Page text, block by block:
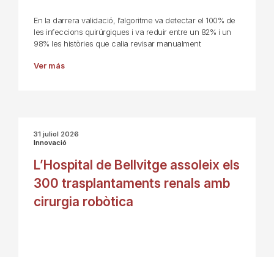
En la darrera validació, l’algoritme va detectar el 100% de
les infeccions quirúrgiques i va reduir entre un 82% i un
98% les històries que calia revisar manualment
Ver más
31 juliol 2026
Innovació
L’Hospital de Bellvitge assoleix els
300 trasplantaments renals amb
cirurgia robòtica